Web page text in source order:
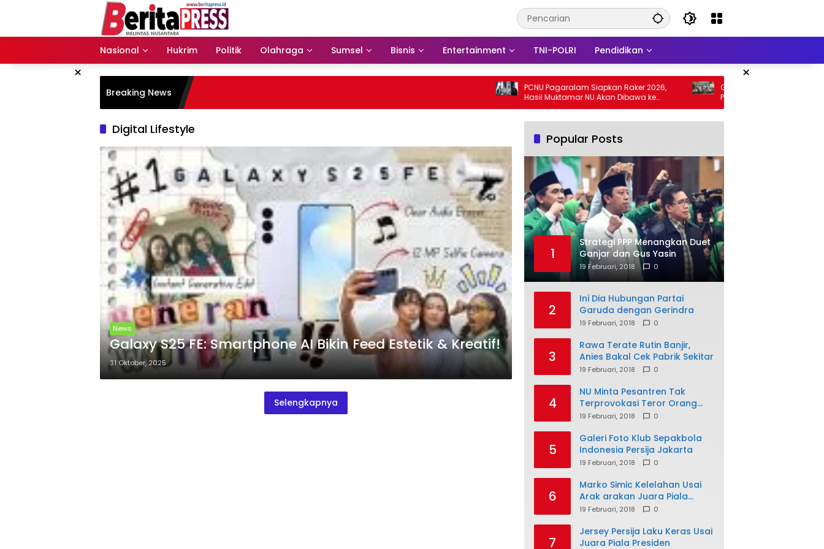
Nasional
Hukrim Politik Olahraga Sumsel Bisnis Entertainment TNI-POLRI Pendidikan
× ×
Breaking News
PCNU Pagaralam Siapkan Raker 2026,
Hasil Muktamar NU Akan Dibawa ke
Tingkat Daerah
Gali Pengalaman Gus Ghozin, PCNU
Pagaralam Siapkan Langkah Baru
Perkuat Organisasi
Digital Lifestyle
News
Galaxy S25 FE: Smartphone AI Bikin Feed Estetik & Kreatif!
31 Oktober, 2025
Selengkapnya
Popular Posts
1
Strategi PPP Menangkan Duet
Ganjar dan Gus Yasin
19 Februari, 2018 0
2
Ini Dia Hubungan Partai
Garuda dengan Gerindra
19 Februari, 2018 0
3
Rawa Terate Rutin Banjir,
Anies Bakal Cek Pabrik Sekitar
19 Februari, 2018 0
4
NU Minta Pesantren Tak
Terprovokasi Teror Orang
Gila
19 Februari, 2018 0
5
Galeri Foto Klub Sepakbola
Indonesia Persija Jakarta
19 Februari, 2018 0
6
Marko Simic Kelelahan Usai
Arak arakan Juara Piala
Presiden
19 Februari, 2018 0
7
Jersey Persija Laku Keras Usai
Juara Piala Presiden